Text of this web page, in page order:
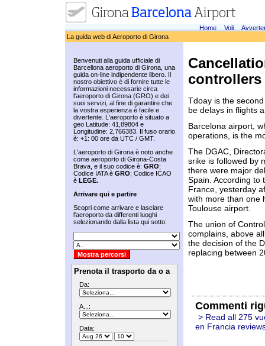
Home Voli
La guida web di Aeroporto di Girona
Benvenuti alla guida ufficiale di
Barcellona aeroporto di Girona, una
guida on-line indipendente libero. Il
nostro obiettivo è di fornire tutte le
informazioni necessarie circa
l'aeroporto di Girona (GRO) e dei
suoi servizi, al fine di garantire che
la vostra esperienza è facile e
divertente. L'aeroporto è situato a
geo Latitude: 41,89804 e
Longitudine: 2,766383. Il fuso orario
è: +1: 00 ore da UTC / GMT.
L'aeroporto di Girona è noto anche
come aeroporto di Girona-Costa
Brava, e il suo codice è: GRO;
Codice IATA è GRO; Codice ICAO
è LEGE.
Arrivare qui e partire
Scopri come arrivare e lasciare
l'aeroporto da differenti luoghi
selezionando dalla lista qui sotto:
Prenota il trasporto da o a
Da:
A...:
Data:
controllers
Tdoay is the
be delays in flights
Barcelona airport,
operations, is the
The DGAC,
srike is followed by
there were major
Spain. According to
France, yesterday
with more than one
Toulouse airport.
The union of
complains, above
the decision of the
replacing between
Commenti
> Read all 275
en Francia